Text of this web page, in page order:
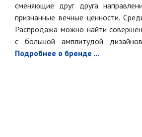
сменяющие друг друга
признанные вечные ценности.
Распродажа можно найти
с большой амплитудой
Подробнее о бренде ...